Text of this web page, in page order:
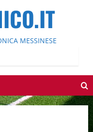
MESSINESE